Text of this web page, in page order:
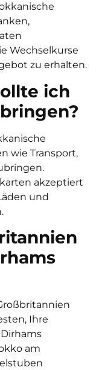
Wechselkurse
zu erhalten.
ich
wie Transport,
akzeptiert
und
Ihre
am